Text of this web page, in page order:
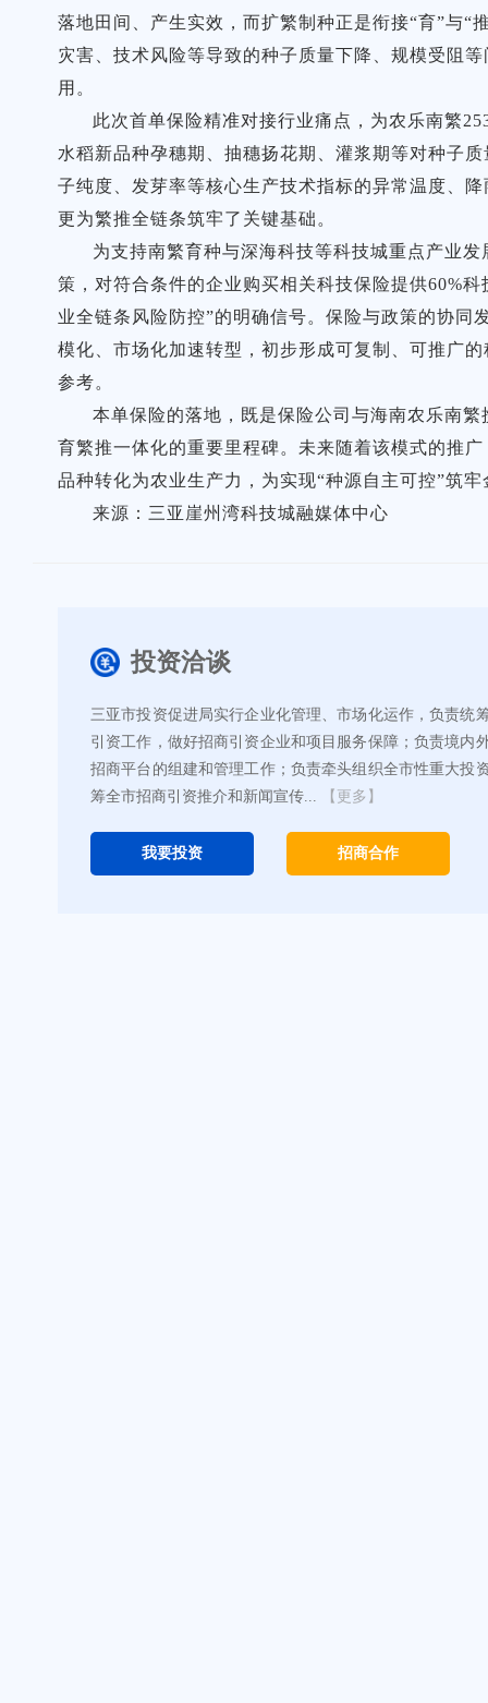
落地田间、产生实效，而扩繁制种正是衔接“育”与“
灾害、技术风险等导致的种子质量下降、规模受阻
用。
此次首单保险精准对接行业痛点，为农乐南繁
水稻新品种孕穗期、抽穗扬花期、灌浆期等对种子
子纯度、发芽率等核心生产技术指标的异常温度、
更为繁推全链条筑牢了关键基础。
为支持南繁育种与深海科技等科技城重点产业
策，对符合条件的企业购买相关科技保险提供60%
业全链条风险防控”的明确信号。保险与政策的协
模化、市场化加速转型，初步形成可复制、可推广
参考。
本单保险的落地，既是保险公司与海南农乐南
育繁推一体化的重要里程碑。未来随着该模式的推
品种转化为农业生产力，为实现“种源自主可控”筑
来源：三亚崖州湾科技城融媒体中心
投资洽谈
三亚市投资促进局实行企业化管理、市场化运作，负责统
引资工作，做好招商引资企业和项目服务保障；负责境内
招商平台的组建和管理工作；负责牵头组织全市性重大投
筹全市招商引资推介和新闻宣传...
【更多】
我要投资 招商合作